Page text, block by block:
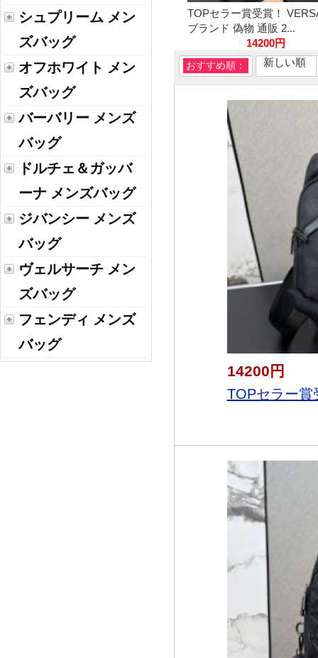
シュプリーム メン
ズバッグ
オフホワイト メン
ズバッグ
バーバリー メンズ
バッグ
ドルチェ＆ガッバ
ーナ メンズバッグ
ジバンシー メンズ
バッグ
ヴェルサーチ メン
ズバッグ
フェンディ メンズ
バッグ
TOPセラー賞受賞！
ブランド 偽物 通販 2...
14200円
おすすめ順： 新しい順
14200円
TOPセラー賞